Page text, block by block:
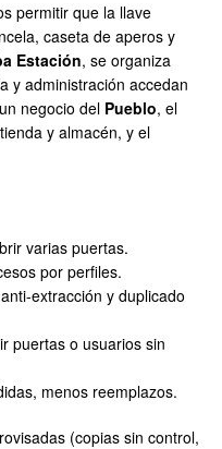
permitir que la llave
caseta de aperos y
Estación, se organiza
y administración accedan
negocio del Pueblo, el
y almacén, y el
varias puertas.
por perfiles.
extracción y duplicado
puertas o usuarios sin
menos reemplazos.
(copias sin control,